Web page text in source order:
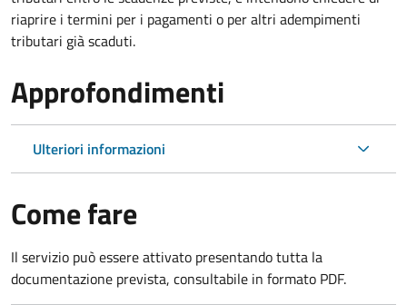
riaprire i termini per i pagamenti o per altri adempimenti
tributari già scaduti.
Approfondimenti
Ulteriori informazioni
Come fare
Il servizio può essere attivato presentando tutta la
documentazione prevista, consultabile in formato PDF.